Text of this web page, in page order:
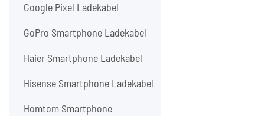
Google Pixel Ladekabel
GoPro Smartphone Ladekabel
Haier Smartphone Ladekabel
Hisense Smartphone Ladekabel
Homtom Smartphone